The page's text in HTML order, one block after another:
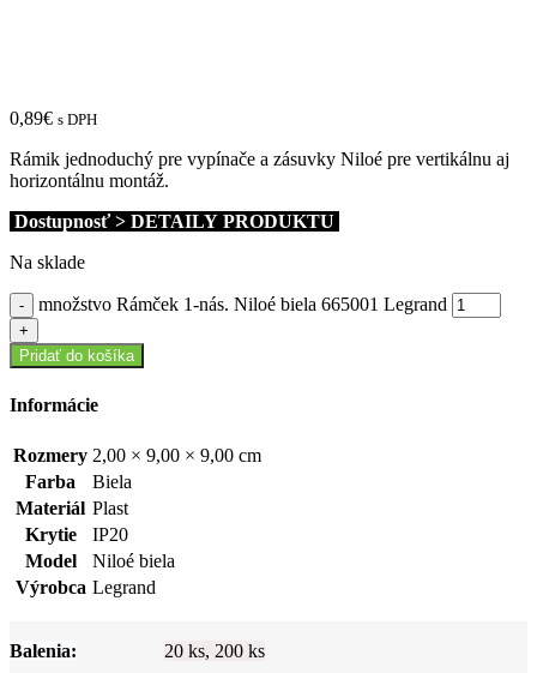
0,89€ s DPH
Rámik jednoduchý pre vypínače a zásuvky Niloé pre vertikálnu aj
horizontálnu montáž.
Dostupnosť > DETAILY PRODUKTU
Na sklade
množstvo Rámček 1-nás. Niloé biela 665001 Legrand
Pridať do košíka
Informácie
Rozmery 2,00 × 9,00 × 9,00 cm
Farba
Biela
Materiál Plast
Krytie
IP20
Model
Niloé biela
Výrobca Legrand
Balenia:
20 ks, 200 ks